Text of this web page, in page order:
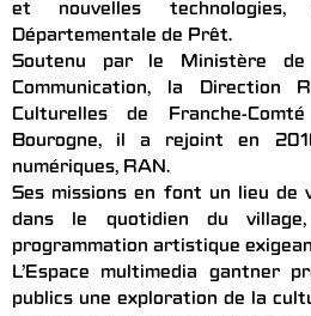
et nouvelles
Départementale de Prêt.
Soutenu par le Ministère
Communication, la Direction
Culturelles de Franche-
Bourogne, il a rejoint en
numériques, RAN.
Ses missions en font un lieu de
dans le quotidien du
programmation artistique
L’Espace multimedia gantner
publics une exploration de la